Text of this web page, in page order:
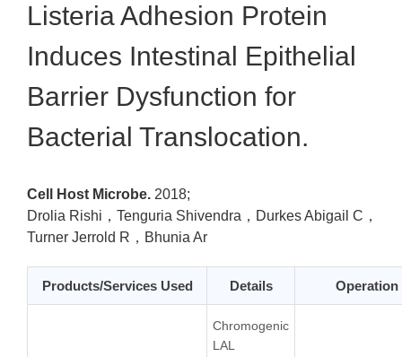
Listeria Adhesion Protein
Induces Intestinal Epithelial
Barrier Dysfunction for
Bacterial Translocation.
Cell Host Microbe. 2018;
Drolia Rishi，Tenguria Shivendra，Durkes Abigail C，
Turner Jerrold R，Bhunia Ar
Products/Services Used Details Operation
Chromogenic
LAL